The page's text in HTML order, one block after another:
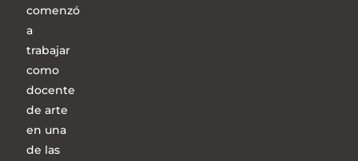
comenzó
a
trabajar
como
docente
de arte
en una
de las